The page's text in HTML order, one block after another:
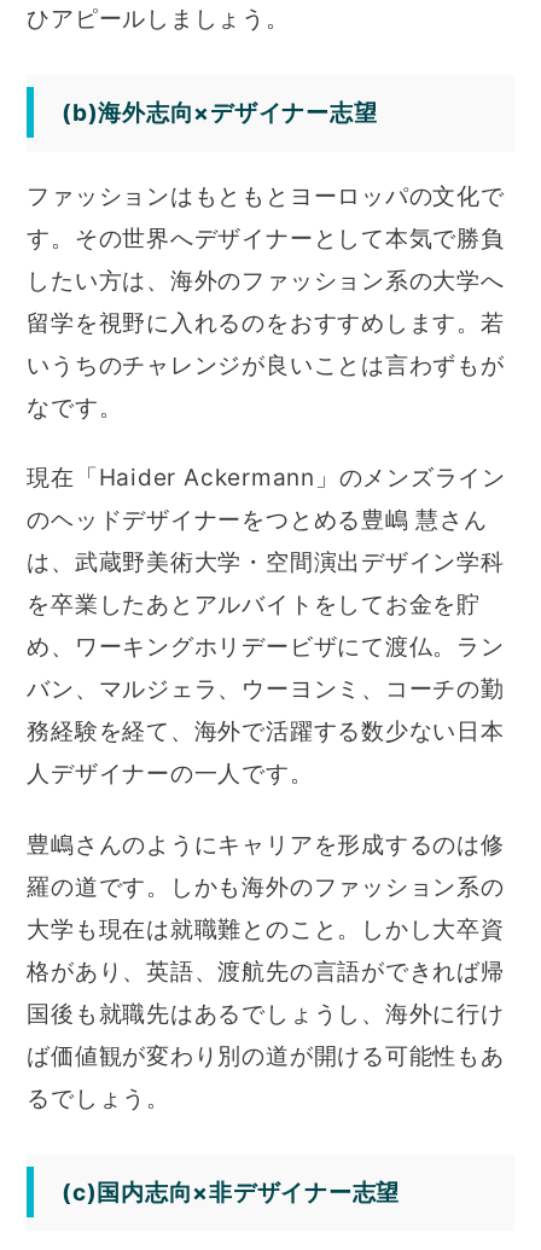
ひアピールしましょう。
(b)海外志向×デザイナー志望
ファッションはもともとヨーロッパの文化で
す。その世界へデザイナーとして本気で勝負
したい方は、海外のファッション系の大学へ
留学を視野に入れるのをおすすめします。若
いうちのチャレンジが良いことは言わずもが
なです。
現在「Haider Ackermann」のメンズライン
のヘッドデザイナーをつとめる豊嶋 慧さん
は、武蔵野美術大学・空間演出デザイン学科
を卒業したあとアルバイトをしてお金を貯
め、ワーキングホリデービザにて渡仏。ラン
バン、マルジェラ、ウーヨンミ、コーチの勤
務経験を経て、海外で活躍する数少ない日本
人デザイナーの一人です。
豊嶋さんのようにキャリアを形成するのは修
羅の道です。しかも海外のファッション系の
大学も現在は就職難とのこと。しかし大卒資
格があり、英語、渡航先の言語ができれば帰
国後も就職先はあるでしょうし、海外に行け
ば価値観が変わり別の道が開ける可能性もあ
るでしょう。
(c)国内志向×非デザイナー志望